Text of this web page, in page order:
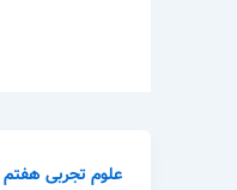
علوم تجربی هفتم